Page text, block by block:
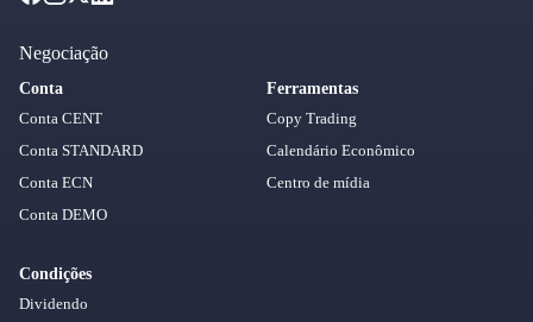
Negociação
Conta
Conta CENT
Conta STANDARD
Conta ECN
Conta DEMO
Condições
Dividendo
Ferramentas
Copy Trading
Calendário Econômico
Centro de mídia